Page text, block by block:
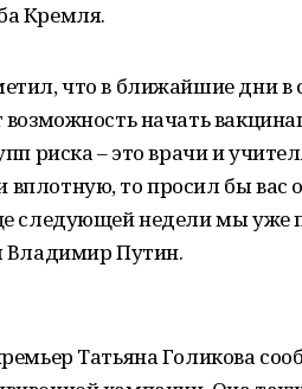
Кремля.
что в ближайшие дни в
начать
риска – это врачи и
то просил бы вас
следующей недели мы уже
Владимир Путин.
Татьяна Голикова